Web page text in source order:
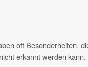
oft Besonderheiten,
erkannt werden kann.